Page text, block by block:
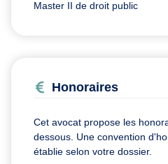
Master II de droit public
Honoraires
Cet avocat propose les
dessous. Une convention
établie selon votre dossier.